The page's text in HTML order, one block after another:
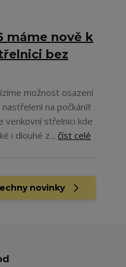
máme nově k
bez
možnost osazení
na počkání!!
venkovní střelnici kde
i dlouhé z... číst celé
novinky